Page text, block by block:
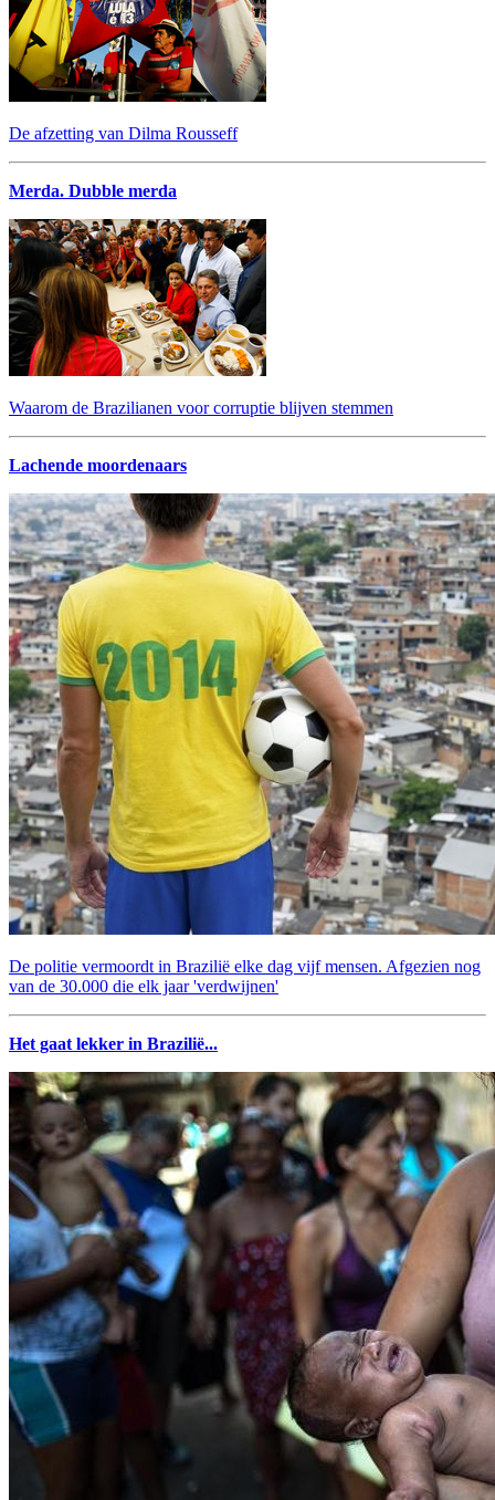
De afzetting van Dilma Rousseff
Merda. Dubble merda
Waarom de Brazilianen voor corruptie blijven stemmen
Lachende moordenaars
De politie vermoordt in Brazilië elke dag vijf mensen. Afgezien nog
van de 30.000 die elk jaar 'verdwijnen'
Het gaat lekker in Brazilië...